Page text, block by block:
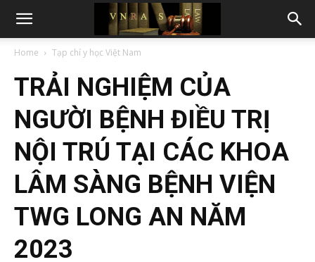
Home Tạp chí y học Việt Nam
TRẢI NGHIỆM CỦA
NGƯỜI BỆNH ĐIỀU TRỊ
NỘI TRÚ TẠI CÁC KHOA
LÂM SÀNG BỆNH VIỆN
TWG LONG AN NĂM
2023